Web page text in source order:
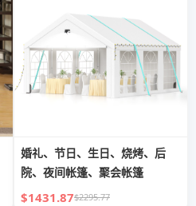
婚礼、节日、生日、烧烤、后
院、夜间帐篷、聚会帐篷
$1431.87$2295.77